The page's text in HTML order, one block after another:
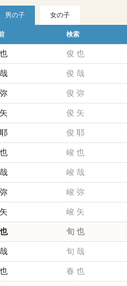
男の子 女の子
検索
俊 也
俊 哉
俊 弥
俊 矢
俊 耶
峻 也
峻 哉
峻 弥
峻 矢
旬 也
旬 哉
春 也